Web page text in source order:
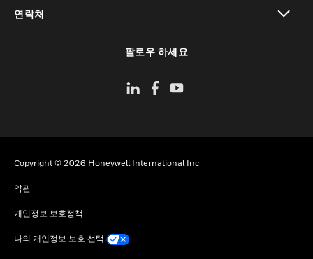
연락처
팔로우 하세요
Copyright © 2026 Honeywell International Inc
약관
개인정보 보호정책
나의 개인정보 보호 선택